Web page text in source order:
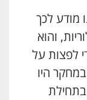
מודע לכך
והוא
לפצות על
היו